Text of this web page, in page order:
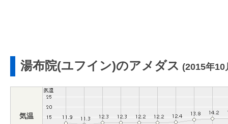
湯布院(ユフイン)のアメダス (2015年10
気温